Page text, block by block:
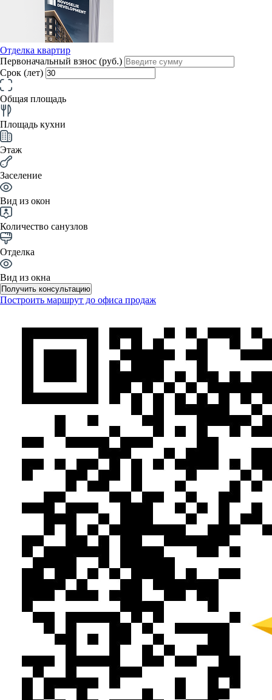
Отделка квартир
Первоначальный взнос (руб.)
Срок (лет)
Общая площадь
Площадь кухни
Этаж
Заселение
Вид из окон
Количество санузлов
Отделка
Вид из окна
Получить консультацию
Построить маршрут до офиса продаж